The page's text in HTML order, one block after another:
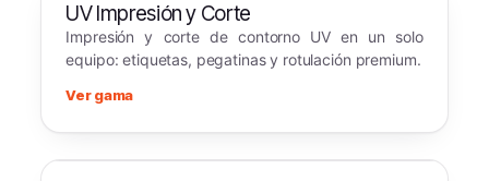
UV Impresión y Corte
Impresión y corte de contorno UV en un solo
equipo: etiquetas, pegatinas y rotulación premium.
Ver gama